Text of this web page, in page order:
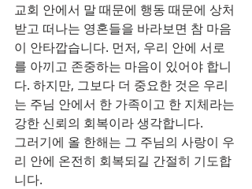
교회 안에서 말 때문에 행동 때문에 상처
받고 떠나는 영혼들을 바라보면 참 마음
이 안타깝습니다. 먼저, 우리 안에 서로
를 아끼고 존중하는 마음이 있어야 합니
다. 하지만, 그보다 더 중요한 것은 우리
는 주님 안에서 한 가족이고 한 지체라는
강한 신뢰의 회복이라 생각합니다.
그러기에 올 한해는 그 주님의 사랑이 우
리 안에 온전히 회복되길 간절히 기도합
니다.